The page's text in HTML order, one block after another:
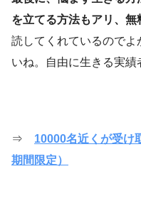
を立てる方法もアリ、無
読してくれているのでよ
いね。自由に生きる実績
⇒ 10000名近くが受け
期間限定）